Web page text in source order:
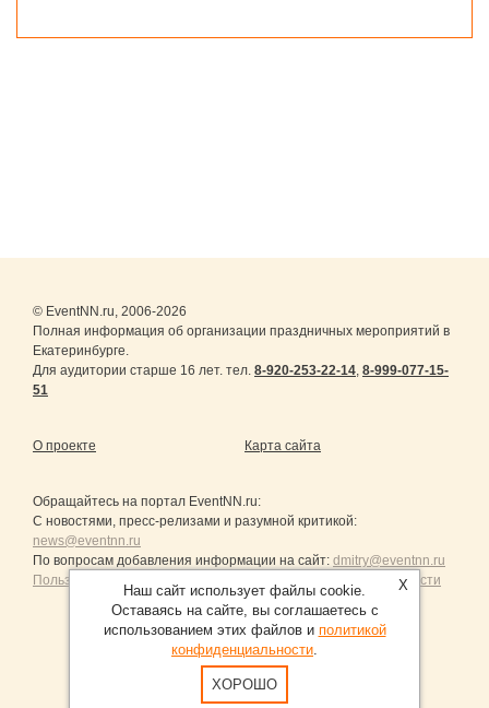
© EventNN.ru, 2006-2026
Полная информация об организации праздничных мероприятий в
Екатеринбурге.
Для аудитории старше 16 лет. тел. 8-920-253-22-14, 8-999-077-15-
51
О проекте Карта сайта
Обращайтесь на портал EventNN.ru:
С новостями, пресс-релизами и разумной критикой:
news@eventnn.ru
По вопросам добавления информации на сайт: dmitry@eventnn.ru
Пользовательское Соглашение и политика конфиденциальности
Продвижение сайтов Санкт-Петербург
X
Наш сайт использует файлы cookie.
Оставаясь на сайте, вы соглашаетесь с
использованием этих файлов и политикой
конфиденциальности.
ХОРОШО